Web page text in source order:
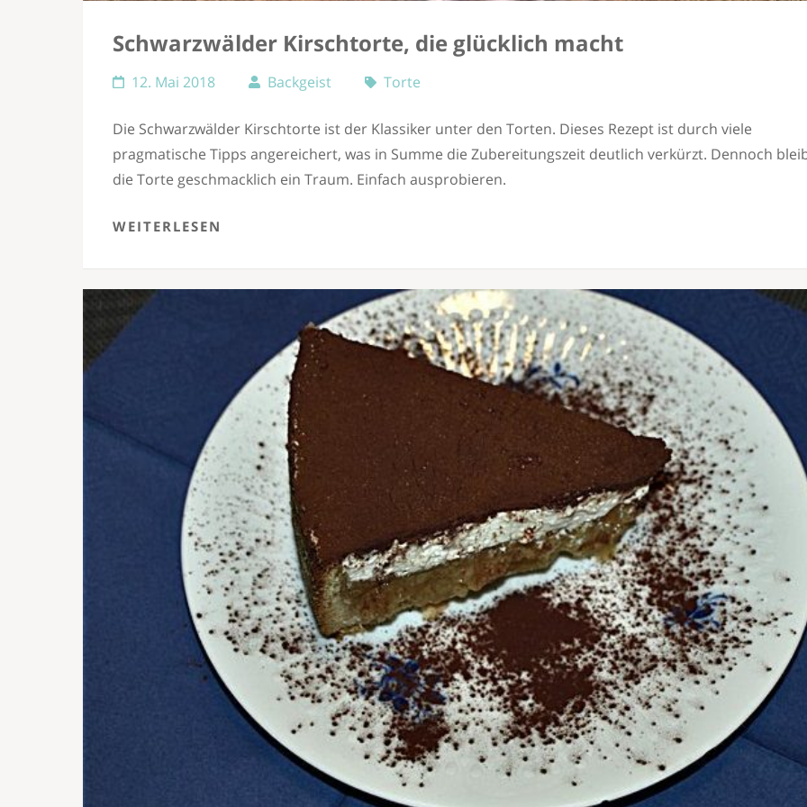
Schwarzwälder Kirschtorte, die glücklich macht
12. Mai 2018 Backgeist Torte
Die Schwarzwälder Kirschtorte ist der Klassiker unter den Torten. Dieses Rezept ist durch viele
pragmatische Tipps angereichert, was in Summe die Zubereitungszeit deutlich verkürzt. Dennoch
die Torte geschmacklich ein Traum. Einfach ausprobieren.
WEITERLESEN